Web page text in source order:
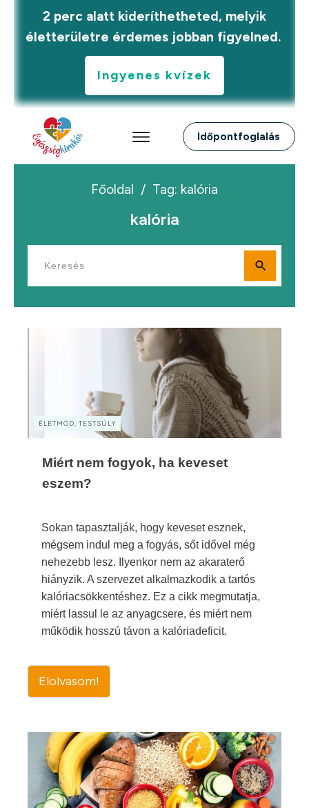
2 perc alatt kideríthetheted, melyik
életterületre érdemes jobban figyelned.
Ingyenes kvízek
Időpontfoglalás
Főoldal / Tag: kalória
kalória
ÉLETMÓD, TESTSÚLY
Miért nem fogyok, ha keveset
eszem?
Sokan tapasztalják, hogy keveset esznek,
mégsem indul meg a fogyás, sőt idővel még
nehezebb lesz. Ilyenkor nem az akaraterő
hiányzik. A szervezet alkalmazkodik a tartós
kalóriacsökkentéshez. Ez a cikk megmutatja,
miért lassul le az anyagcsere, és miért nem
működik hosszú távon a kalóriadeficit.
Elolvasom!